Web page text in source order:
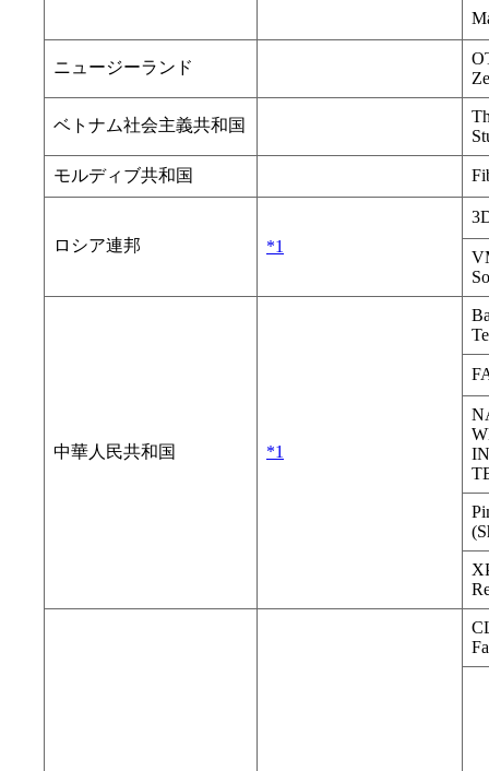
ニュージーランド
ベトナム社会主義共和国
モルディブ共和国
ロシア連邦 *1
中華人民共和国 *1